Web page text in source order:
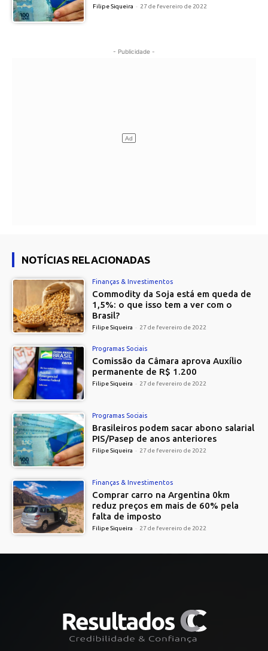
Filipe Siqueira - 27 de fevereiro de 2022
- Publicidade -
NOTÍCIAS RELACIONADAS
Finanças & Investimentos
Commodity da Soja está em queda de
1,5%: o que isso tem a ver com o
Brasil?
Filipe Siqueira - 27 de fevereiro de 2022
Programas Sociais
Comissão da Câmara aprova Auxílio
permanente de R$ 1.200
Filipe Siqueira - 27 de fevereiro de 2022
Programas Sociais
Brasileiros podem sacar abono salarial
PIS/Pasep de anos anteriores
Filipe Siqueira - 27 de fevereiro de 2022
Finanças & Investimentos
Comprar carro na Argentina 0km
reduz preços em mais de 60% pela
falta de imposto
Filipe Siqueira - 27 de fevereiro de 2022